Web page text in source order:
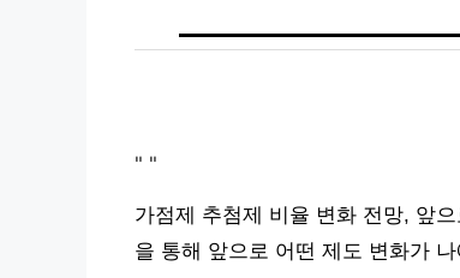
" "
가점제 추첨제 비율 변화 전망, 앞
을 통해 앞으로 어떤 제도 변화가